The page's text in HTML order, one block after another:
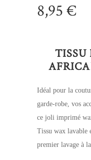
8,95€
Idéal pour la
garde-robe, vos
ce joli imprimé
Tissu wax lavable
premier lavage à